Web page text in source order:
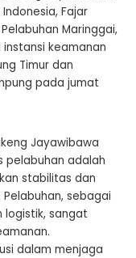
Fajar
Maringgai,
keamanan
Timur dan
pada jumat
Jayawibawa
pelabuhan adalah
stabilitas dan
sebagai
sangat
dalam menjaga